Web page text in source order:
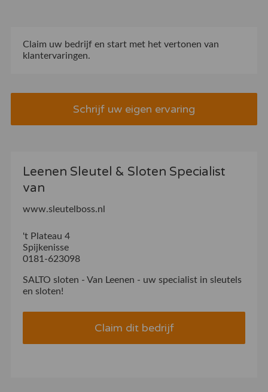
Claim uw bedrijfen start met het vertonen van
klantervaringen.
Schrijf uw eigen ervaring
Leenen Sleutel & Sloten Specialist
van
www.sleutelboss.nl
't Plateau 4
Spijkenisse
0181-623098
SALTO sloten - Van Leenen - uw specialist in sleutels
en sloten!
Claim dit bedrijf